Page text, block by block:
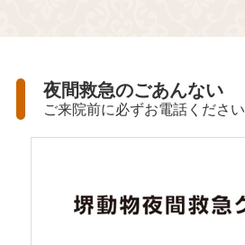
夜間救急のごあんない
ご来院前に必ずお電話ください